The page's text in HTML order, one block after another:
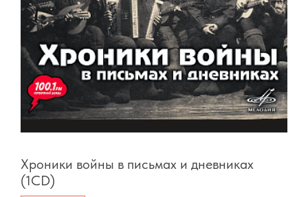
Хроники войны в письмах и дневниках
(1CD)